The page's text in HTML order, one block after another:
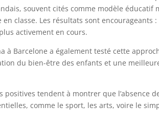
souvent cités comme modèle éducatif
classe. Les résultats sont encourageants
activement en cours.
à Barcelone a également testé cette
du bien-être des enfants et une
positives tendent à montrer que l’absence
comme le sport, les arts, voire le